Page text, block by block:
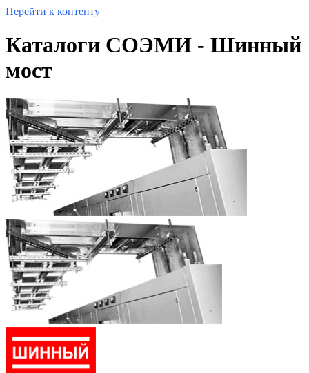
Перейти к контенту
Каталоги СОЭМИ - Шинный
мост